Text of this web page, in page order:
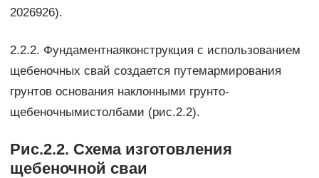
2026926).
2.2.2. Фундаментнаяконструкция с использованием
щебеночных свай создается путемармирования
грунтов основания наклонными грунто-
щебеночнымистолбами (рис.2.2).
Рис.2.2. Схема изготовления
щебеночной сваи